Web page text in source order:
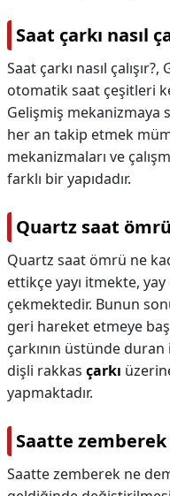
Saat çarkı nasıl
Saat çarkı nasıl çalışır?,
otomatik saat çeşitleri
Gelişmiş mekanizmaya
her an takip etmek
mekanizmaları ve
farklı bir yapıdadır.
Quartz saat
Quartz saat ömrü ne
ettikçe yayı itmekte,
çekmektedir. Bunun
geri hareket etmeye
çarkının üstünde
dişli rakkas çarkı
yapmaktadır.
Saatte
Saatte zemberek ne